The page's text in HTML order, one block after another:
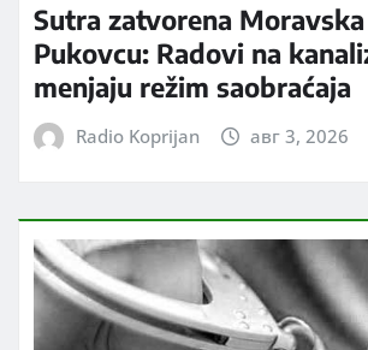
Sutra zatvorena
Pukovcu: Radovi na
menjaju režim saobraćaja
Radio Koprijan авг 3, 2026